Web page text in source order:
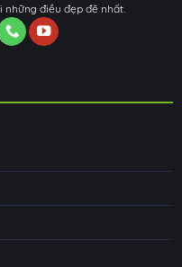
những điều đẹp đẽ nhất.